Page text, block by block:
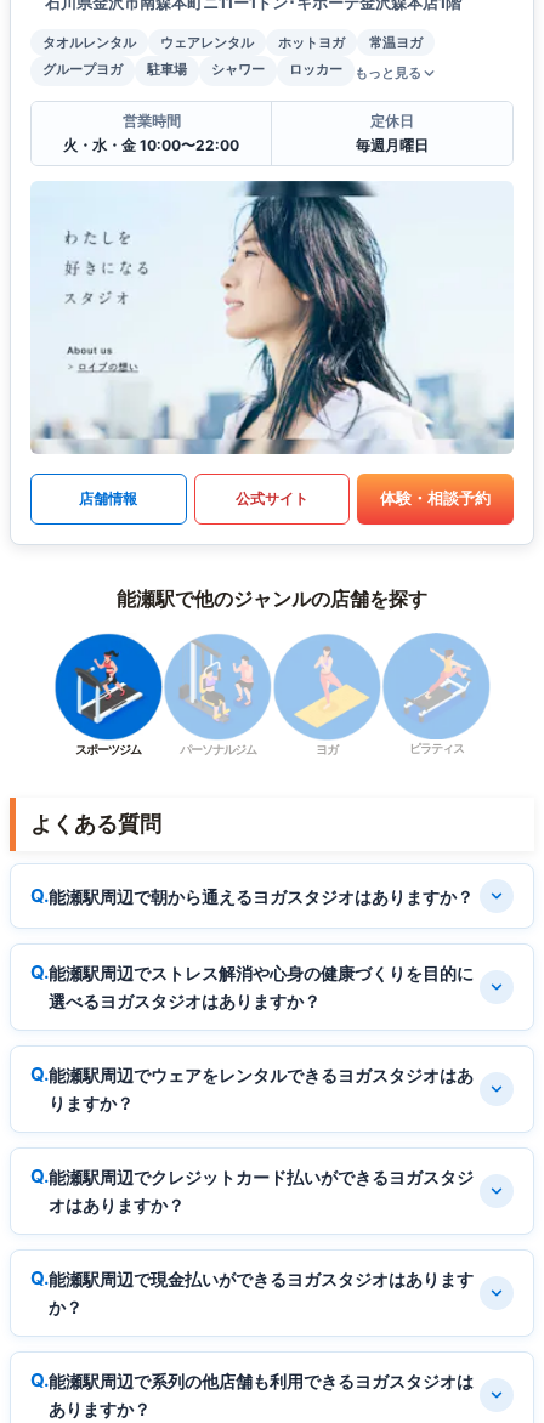
タオルレンタル ウェアレンタル ホットヨガ
常温ヨガ
グループヨガ
駐車場 シャワー ロッカー もっと見る
営業時間
火・水・金 10:00〜22:00
定休日
毎週月曜日
店舗情報 公式サイト 体験・相談予約
能瀬駅で他のジャンルの店舗を探す
スポーツジム パーソナルジム ヨガ ピラティス
よくある質問
能瀬駅周辺で朝から通えるヨガスタジオはありますか？
能瀬駅周辺でストレス解消や心身の健康づくりを目的に
選べるヨガスタジオはありますか？
能瀬駅周辺でウェアをレンタルできるヨガスタジオはあ
りますか？
能瀬駅周辺でクレジットカード払いができるヨガスタジ
オはありますか？
能瀬駅周辺で現金払いができるヨガスタジオはあります
か？
能瀬駅周辺で系列の他店舗も利用できるヨガスタジオは
ありますか？